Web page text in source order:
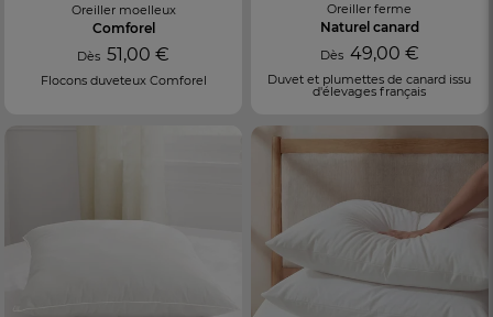
Oreiller moelleux
Comforel
Dès51,00 €
Flocons duveteux Comforel
Oreiller ferme
Naturel canard
Dès 49,00 €
Duvet et plumettes de canard issu
d'élevages français